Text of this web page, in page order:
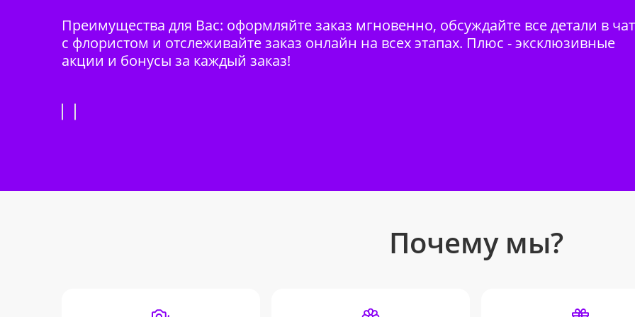
Преимущества для Вас: оформляйте заказ мгновенно, обсуждайте все детали в
с флористом и отслеживайте заказ онлайн на всех этапах. Плюс - эксклюзивные
акции и бонусы за каждый заказ!
Почему мы?